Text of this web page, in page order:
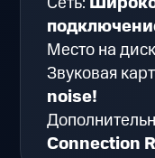
Место на
Звуковая
noise!
Connection